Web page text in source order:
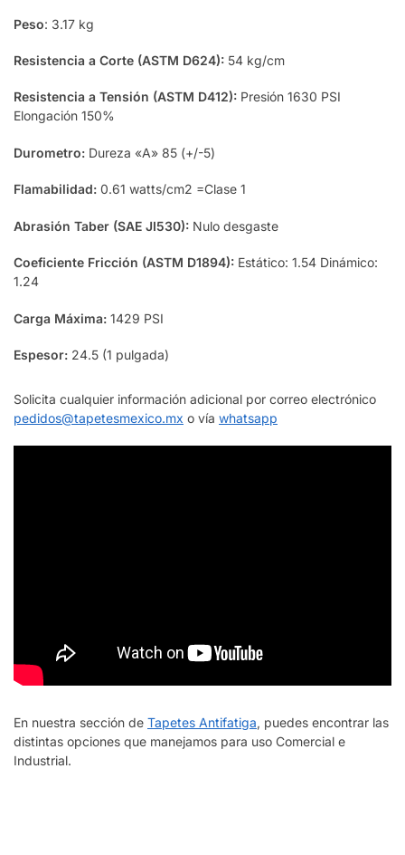
Peso: 3.17 kg
Resistencia a Corte (ASTM D624): 54 kg/cm
Resistencia a Tensión (ASTM D412): Presión 1630 PSI
Elongación 150%
Durometro: Dureza «A» 85 (+/-5)
Flamabilidad: 0.61 watts/cm2 =Clase 1
Abrasión Taber (SAE JI530): Nulo desgaste
Coeficiente Fricción (ASTM D1894): Estático: 1.54 Dinámico:
1.24
Carga Máxima: 1429 PSI
Espesor: 24.5 (1 pulgada)
Solicita cualquier información adicional por correo electrónico
pedidos@tapetesmexico.mx o vía whatsapp
En nuestra sección de Tapetes Antifatiga, puedes encontrar las
distintas opciones que manejamos para uso Comercial e
Industrial.